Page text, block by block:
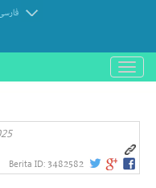
باز
و
کردن
Berita ID: 3482582